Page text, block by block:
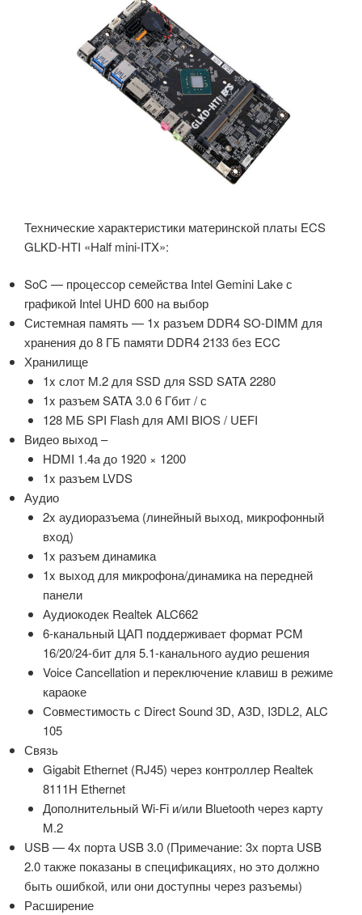
Технические характеристики материнской платы ECS
GLKD-HTI «Half mini-ITX»:
SoC — процессор семейства Intel Gemini Lake с
графикой Intel UHD 600 на выбор
Системная память — 1x разъем DDR4 SO-DIMM для
хранения до 8 ГБ памяти DDR4 2133 без ECC
Хранилище
1x слот M.2 для SSD для SSD SATA 2280
1x разъем SATA 3.0 6 Гбит / с
128 МБ SPI Flash для AMI BIOS / UEFI
Видео выход –
HDMI 1.4a до 1920 × 1200
1x разъем LVDS
Аудио
2x аудиоразъема (линейный выход, микрофонный
вход)
1x разъем динамика
1x выход для микрофона/динамика на передней
панели
Аудиокодек Realtek ALC662
6-канальный ЦАП поддерживает формат PCM
16/20/24-бит для 5.1-канального аудио решения
Voice Cancellation и переключение клавиш в режиме
караоке
Совместимость с Direct Sound 3D, A3D, I3DL2, ALC
105
Связь
Gigabit Ethernet (RJ45) через контроллер Realtek
8111H Ethernet
Дополнительный Wi-Fi и/или Bluetooth через карту
M.2
USB — 4х порта USB 3.0 (Примечание: 3х порта USB
2.0 также показаны в спецификациях, но это должно
быть ошибкой, или они доступны через разъемы)
Расширение